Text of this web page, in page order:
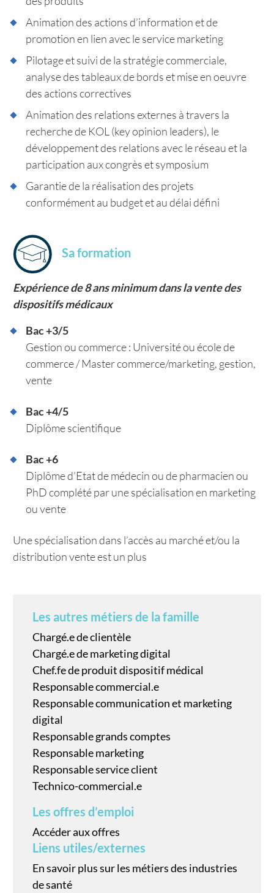
Animation des actions d’information et de
promotion en lien avec le service marketing
Pilotage et suivi de la stratégie commerciale,
analyse des tableaux de bords et mise en oeuvre
des actions correctives
Animation des relations externes à travers la
recherche de KOL (key opinion leaders), le
développement des relations avec le réseau et la
participation aux congrès et symposium
Garantie de la réalisation des projets
conformément au budget et au délai défini
Sa formation
Expérience de 8 ans minimum dans la vente des
dispositifs médicaux
Bac +3/5
Gestion ou commerce : Université ou école de
commerce / Master commerce/marketing, gestion,
vente
Bac +4/5
Diplôme scientifique
Bac +6
Diplôme d’Etat de médecin ou de pharmacien ou
PhD complété par une spécialisation en marketing
ou vente
Une spécialisation dans l’accès au marché et/ou la
distribution vente est un plus
Les autres métiers de la famille
Chargé.e de clientèle
Chargé.e de marketing digital
Chef.fe de produit dispositif médical
Responsable commercial.e
Responsable communication et marketing
digital
Responsable grands comptes
Responsable marketing
Responsable service client
Technico-commercial.e
Les offres d’emploi
Accéder aux offres
Liens utiles/externes
En savoir plus sur les métiers des industries
de santé